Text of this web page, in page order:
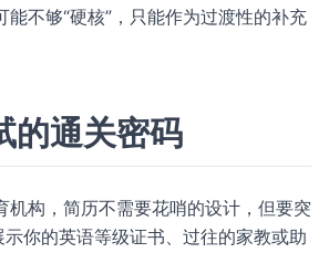
能不够“硬核”，只能作为过渡性的补充
的通关密码
机构，简历不需要花哨的设计，但要突
示你的英语等级证书、过往的家教或助